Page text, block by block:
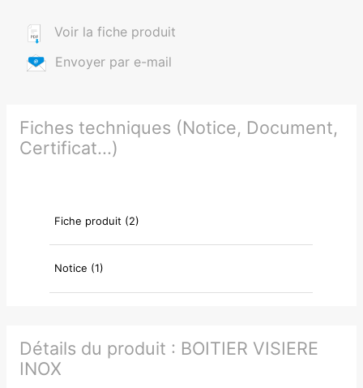
Voir la fiche produit
Envoyer par e-mail
Fiches techniques (Notice, Document,
Certificat...)
Fiche produit (2)
Notice (1)
Détails du produit : BOITIER VISIERE
INOX